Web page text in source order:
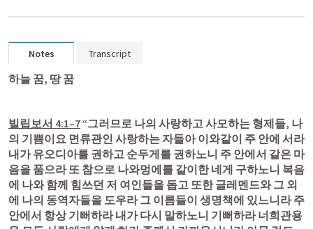
Notes Transcript
하늘 꿈, 땅 꿈
빌립보서 4:1–7 “그러므로 나의 사랑하고 사모하는 형제들, 나
의 기쁨이요 면류관인 사랑하는 자들아 이와같이 주 안에 서라
내가 유오디아를 권하고 순두게를 권하노니 주 안에서 같은 마
음을 품으라 또 참으로 나와멍에를 같이한 네게 구하노니 복음
에 나와 함께 힘쓰던 저 여인들을 돕고 또한 글레멘드와 그 외
에 나의 동역자들을 도우라 그 이름들이 생명책에 있느니라 주
안에서 항상 기뻐하라 내가 다시 말하노니 기뻐하라 너희관용